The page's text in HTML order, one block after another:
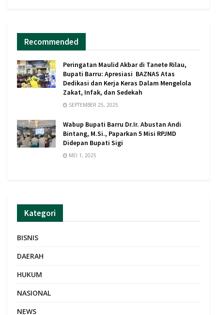
Recommended
Peringatan Maulid Akbar di Tanete Rilau,
Bupati Barru: Apresiasi BAZNAS Atas
Dedikasi dan Kerja Keras Dalam Mengelola
Zakat, Infak, dan Sedekah
SEPTEMBER 25, 2025
Wabup Bupati Barru Dr.Ir. Abustan Andi
Bintang, M.Si., Paparkan 5 Misi RPJMD
Didepan Bupati Sigi
MEI 1, 2025
Kategori
BISNIS
DAERAH
HUKUM
NASIONAL
NEWS